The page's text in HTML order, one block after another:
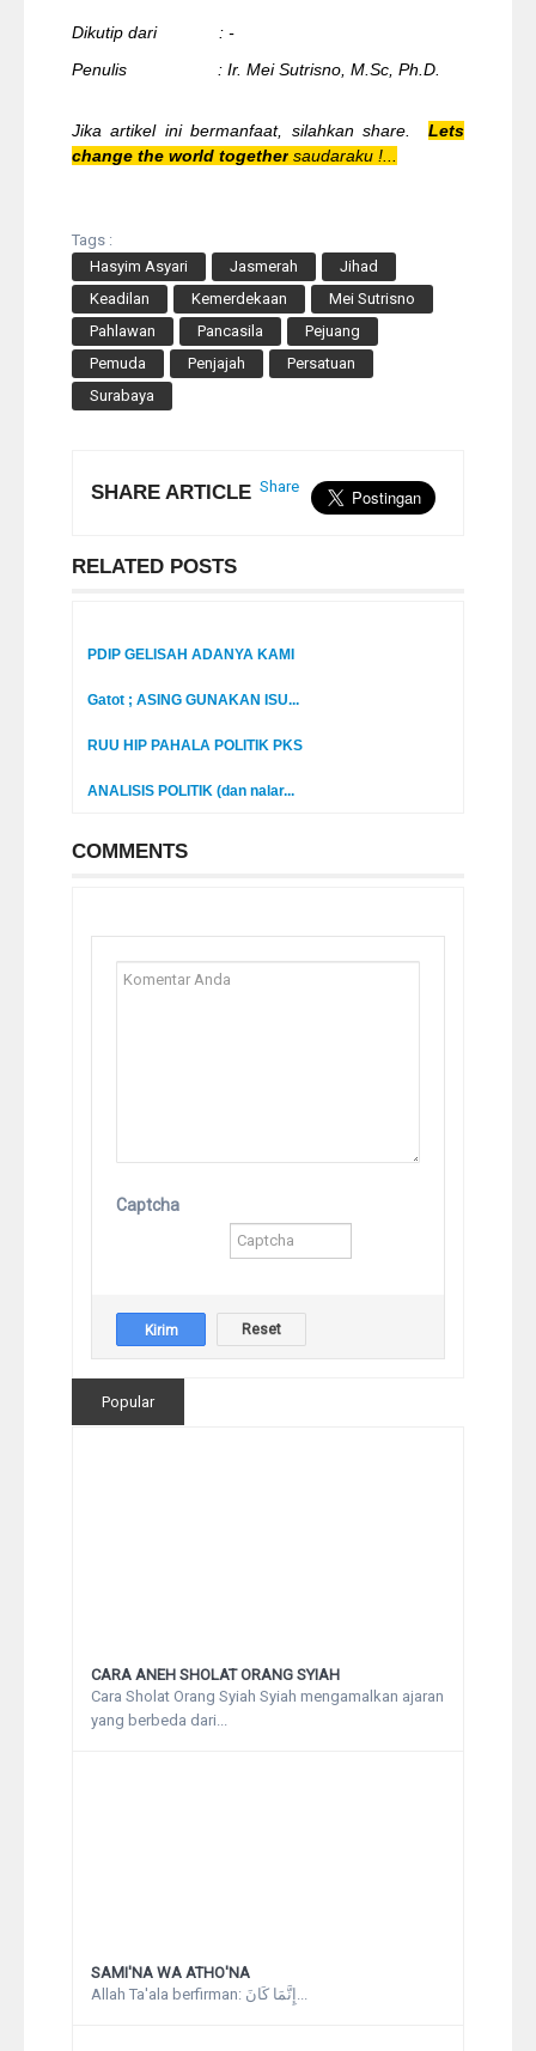
Dikutip dari : -
Penulis : Ir. Mei Sutrisno, M.Sc, Ph.D.
Jika artikel ini bermanfaat, silahkan share. Lets
change the world together saudaraku !...
Tags :
Hasyim Asyari
Jasmerah
Jihad
Keadilan
Kemerdekaan
Mei Sutrisno
Pahlawan
Pancasila
Pejuang
Pemuda
Penjajah
Persatuan
Surabaya
SHARE ARTICLE Share
RELATED POSTS
PDIP GELISAH ADANYA KAMI
Gatot ; ASING GUNAKAN ISU...
RUU HIP PAHALA POLITIK PKS
ANALISIS POLITIK (dan nalar...
COMMENTS
Captcha
Popular
CARA ANEH SHOLAT ORANG SYIAH
Cara Sholat Orang Syiah Syiah mengamalkan ajaran
yang berbeda dari...
SAMI'NA WA ATHO'NA